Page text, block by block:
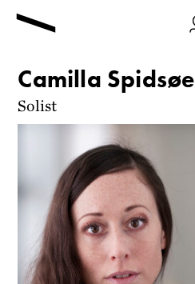
Camilla Spidsøe
Solist